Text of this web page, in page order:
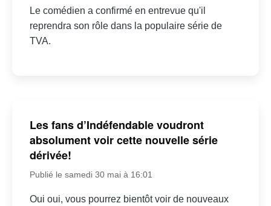
Le comédien a confirmé en entrevue qu'il
reprendra son rôle dans la populaire série de
TVA.
Les fans d’Indéfendable voudront
absolument voir cette nouvelle série
dérivée!
Publié le samedi 30 mai à 16:01
Oui oui, vous pourrez bientôt voir de nouveaux